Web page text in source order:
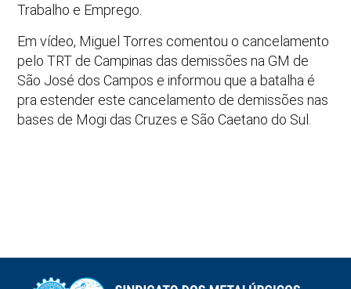
Trabalho e Emprego.
Em vídeo, Miguel Torres comentou o cancelamento
pelo TRT de Campinas das demissões na GM de
São José dos Campos e informou que a batalha é
pra estender este cancelamento de demissões nas
bases de Mogi das Cruzes e São Caetano do Sul.